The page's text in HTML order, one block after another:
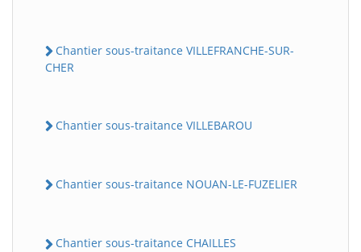
Chantier sous-traitance VILLEFRANCHE-SUR-
CHER
Chantier sous-traitance VILLEBAROU
Chantier sous-traitance NOUAN-LE-FUZELIER
Chantier sous-traitance CHAILLES